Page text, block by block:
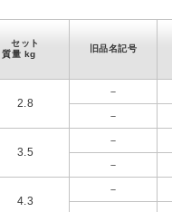
セット
質量 kg
旧品名記号
2.8
－
－
3.5
－
－
4.3
－